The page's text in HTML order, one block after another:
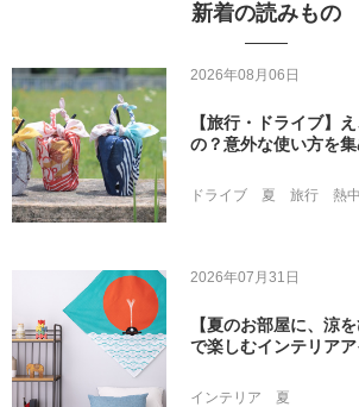
新着の読みもの
2026年08月06日
【旅行・ドライブ】
の？意外な使い方を集
ドライブ 夏 旅行 熱
2026年07月31日
【夏のお部屋に、涼
で楽しむインテリア
インテリア 夏